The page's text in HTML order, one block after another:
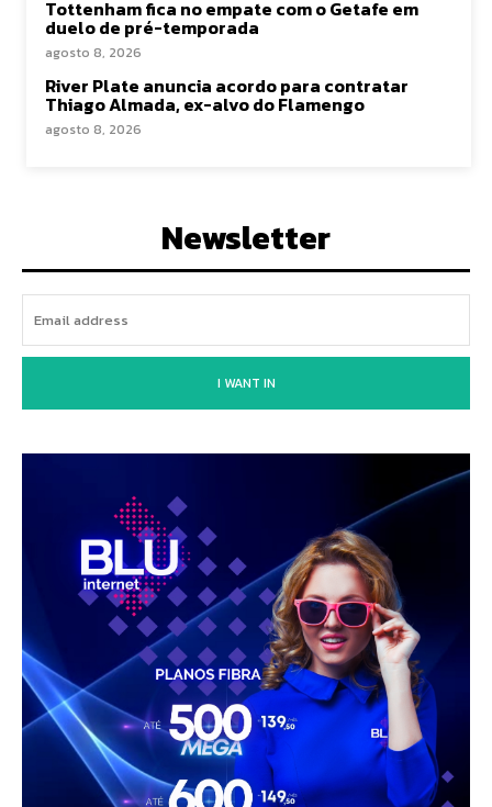
Tottenham fica no empate com o Getafe em
duelo de pré-temporada
agosto 8, 2026
River Plate anuncia acordo para contratar
Thiago Almada, ex-alvo do Flamengo
agosto 8, 2026
Newsletter
I WANT IN